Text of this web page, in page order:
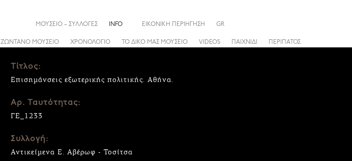
ΖΩΝΤΑΝΟ ΜΟΥΣΕΙΟ ΧΡΟΝΟΛΟΓΙΟ ΤΟ ΔΙΚΟ ΜΑΣ ΜΟΥΣΕΙΟ VIDEOS ΠΑΙΧΝΙΔΙ ΠΕΡΙΠΑΤΟΣ
ΜΟΥΣΕΙΟ – ΣΥΛΛΟΓΕΣ INFO ΕΙΚΟΝΙΚΗ ΠΕΡΙΗΓΗΣΗ GR
Τίτλος:
Επισημάνσεις εξωτερικής πολιτικής. Αθήνα.
Αρ. Ταυτότητας:
ΓΕ_1233
Συλλογή:
Αντικείμενα Ε. Αβέρωφ - Τοσίτσα